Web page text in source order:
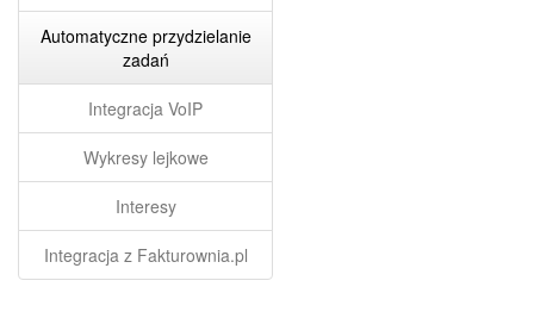
Automatyczne przydzielanie
zadań
Integracja VoIP
Wykresy lejkowe
Interesy
Integracja z Fakturownia.pl